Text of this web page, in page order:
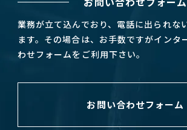
業務が立て込んでおり、電話に出られな
ます。その場合は、お手数ですがインタ
わせフォームをご利用下さい。
お問い合わせフォーム